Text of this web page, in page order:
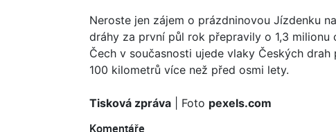
Neroste jen zájem o prázdninovou Jízdenku
dráhy za první půl rok přepravily o 1,3
Čech v současnosti ujede vlaky Českých
100 kilometrů více než před osmi lety.
Tisková zpráva | Foto pexels.com
Komentáře